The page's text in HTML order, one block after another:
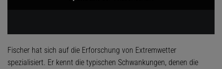
Fischer hat sich auf die Erforschung von Extremwetter
spezialisiert. Er kennt die typischen Schwankungen, denen die